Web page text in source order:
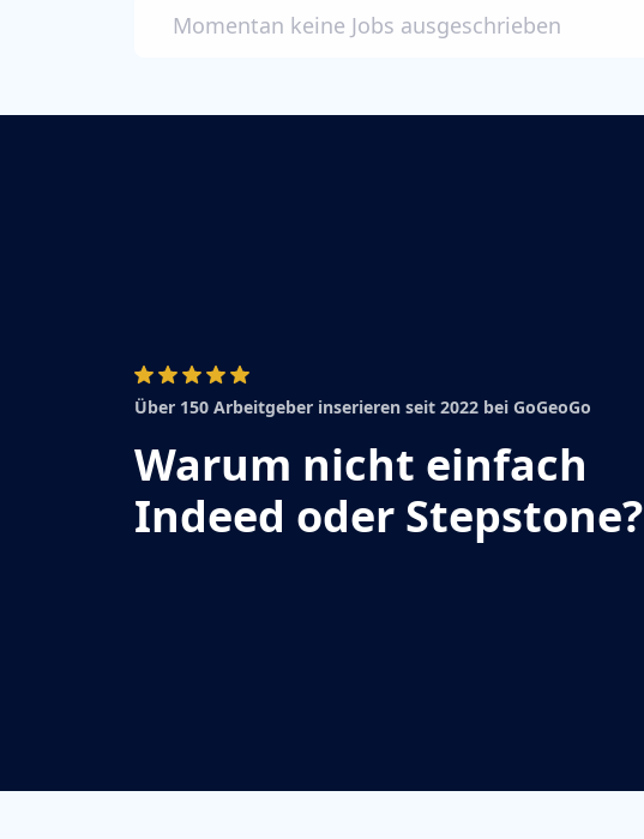
Momentan keine Jobs ausgeschrieben
Über 150 Arbeitgeber inserieren seit 2022 bei GoGeoGo
Warum nicht einfach
Indeed oder Stepstone?